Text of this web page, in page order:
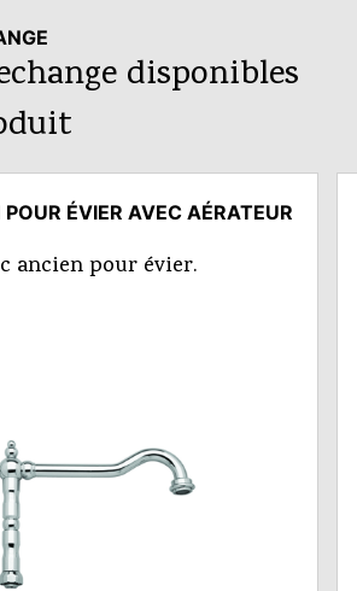
disponibles
ÉVIER AVEC AÉRATEUR
ancien pour évier.